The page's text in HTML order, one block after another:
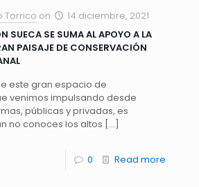
Torrico on
14 diciembre, 2021
SUECA SE SUMA AL APOYO A LA
PAISAJE DE CONSERVACIÓN
este gran espacio de
venimos impulsando desde
públicas y privadas, es
no conoces los altos […]
0 Read more